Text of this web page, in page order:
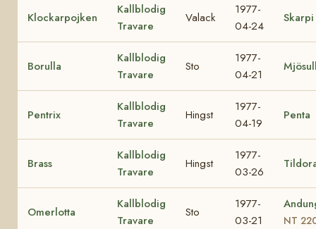
Klockarpojken
Kallblodig
Travare
Valack
1977-
04-24
Skarpi
Borulla
Kallblodig
Travare
Sto
1977-
04-21
Pentrix
Kallblodig
Travare
Hingst
1977-
04-19
Penta
Brass
Kallblodig
Travare
Hingst
1977-
03-26
Omerlotta
Kallblodig
Travare
Sto
1977-
03-21
NT